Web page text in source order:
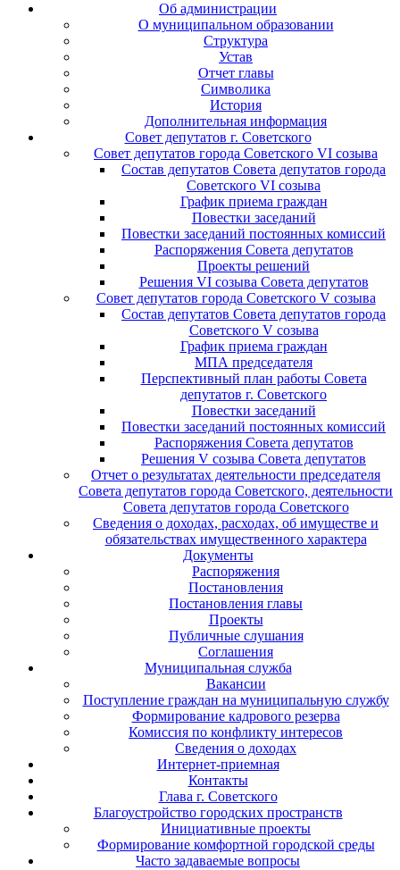
Об администрации
О муниципальном образовании
Структура
Устав
Отчет главы
Символика
История
Дополнительная информация
Совет депутатов г. Советского
Совет депутатов города Советского VI созыва
Состав депутатов Совета депутатов города
Советского VI созыва
График приема граждан
Повестки заседаний
Повестки заседаний постоянных комиссий
Распоряжения Совета депутатов
Проекты решений
Решения VI созыва Совета депутатов
Совет депутатов города Советского V созыва
Состав депутатов Совета депутатов города
Советского V созыва
График приема граждан
МПА председателя
Перспективный план работы Совета
депутатов г. Советского
Повестки заседаний
Повестки заседаний постоянных комиссий
Распоряжения Совета депутатов
Решения V созыва Совета депутатов
Отчет о результатах деятельности председателя
Совета депутатов города Советского, деятельности
Совета депутатов города Советского
Сведения о доходах, расходах, об имуществе и
обязательствах имущественного характера
Документы
Распоряжения
Постановления
Постановления главы
Проекты
Публичные слушания
Соглашения
Муниципальная служба
Вакансии
Поступление граждан на муниципальную службу
Формирование кадрового резерва
Комиссия по конфликту интересов
Сведения о доходах
Интернет-приемная
Контакты
Глава г. Советского
Благоустройство городских пространств
Инициативные проекты
Формирование комфортной городской среды
Часто задаваемые вопросы